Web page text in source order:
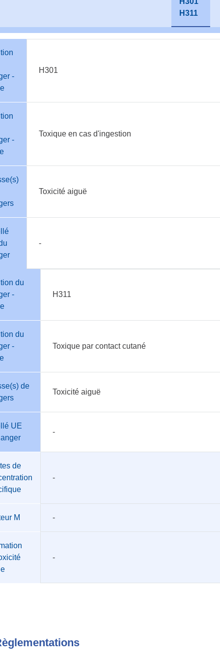
H311
-
H301
-
Toxique en cas d'ingestion
Toxicité aiguë
-
du
-
H311
du
-
Toxique par contact cutané
de
Toxicité aiguë
UE
-
de
-
M -
-